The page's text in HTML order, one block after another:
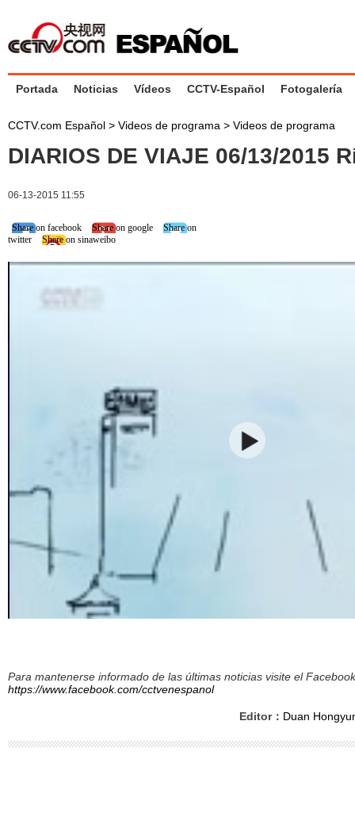
Portada Noticias Vídeos CCTV-Español Fotogalería
CCTV.com Español > Videos de programa > Videos de programa
DIARIOS DE VIAJE 06/13/2015
06-13-2015 11:55
Share on facebook Share on google
Share on
twitter
Share on sinaweibo
Para mantenerse informado de las últimas noticias visite el
https://www.facebook.com/cctvenespanol
Editor： Duan